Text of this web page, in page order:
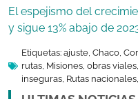
El espejismo del
y sigue 13% abajo de
Etiquetas: ajuste, Chaco,
rutas, Misiones, obras viales,
inseguras, Rutas nacionales,